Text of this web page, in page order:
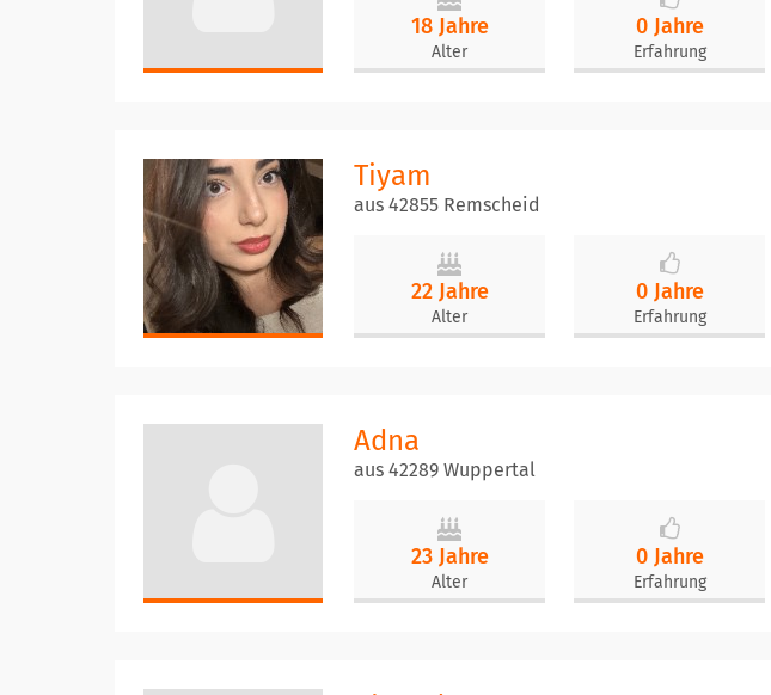
18 Jahre
Alter
0 Jahre
Erfahrung
Tiyam
aus 42855 Remscheid
22 Jahre
Alter
0 Jahre
Erfahrung
Adna
aus 42289 Wuppertal
23 Jahre
Alter
0 Jahre
Erfahrung